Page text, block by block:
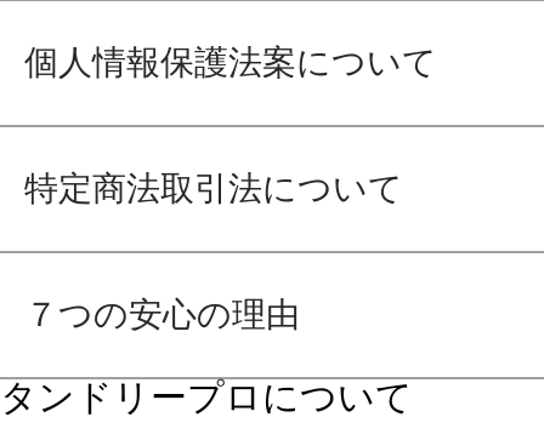
個人情報保護法案について
特定商法取引法について
７つの安心の理由
タンドリープロについて